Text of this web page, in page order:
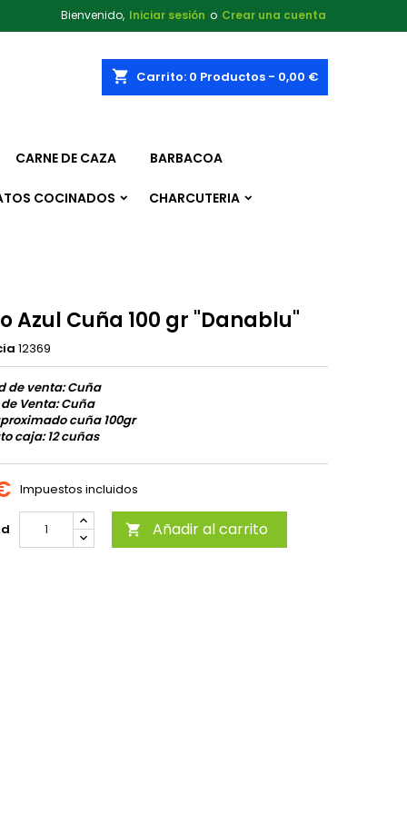
Bienvenido, Iniciar sesión o Crear una cuenta
shopping_cart Carrito: 0 Productos - 0,00 €
CARNE DE CAZA BARBACOA
COCINADOS CHARCUTERIA
Azul Cuña 100 gr "Danablu"
12369
de venta: Cuña
Venta: Cuña
cuña 100gr
caja: 12 cuñas
Impuestos incluidos
 Añadir al carrito